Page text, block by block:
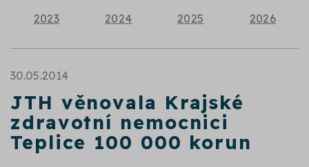
2023
2024 2025 2026
30.05.2014
JTH věnovala Krajské
zdravotní nemocnici
Teplice 100 000 korun